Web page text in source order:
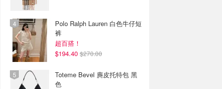
Polo Ralph Lauren 白色牛仔短
裤
超百搭！
$194.40 $270.00
Toteme Bevel 麂皮托特包 黑
色